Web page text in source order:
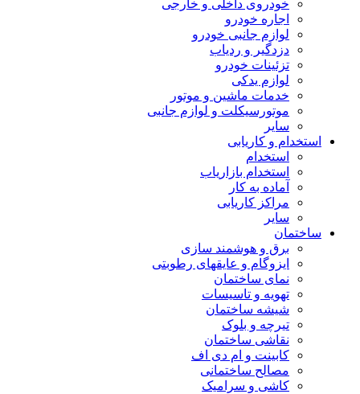
خودروی داخلی و خارجی
اجاره خودرو
لوازم جانبی خودرو
دزدگیر و ردیاب
تزئینات خودرو
لوازم یدکی
خدمات ماشین و موتور
موتورسیکلت و لوازم جانبی
سایر
استخدام و کاریابی
استخدام
استخدام بازاریاب
آماده به کار
مراکز کاریابی
سایر
ساختمان
برق و هوشمند سازی
ایزوگام و عایقهای رطوبتی
نمای ساختمان
تهویه و تاسیسات
شیشه ساختمان
تیرچه و بلوک
نقاشی ساختمان
کابینت و ام دی اف
مصالح ساختمانی
کاشی و سرامیک